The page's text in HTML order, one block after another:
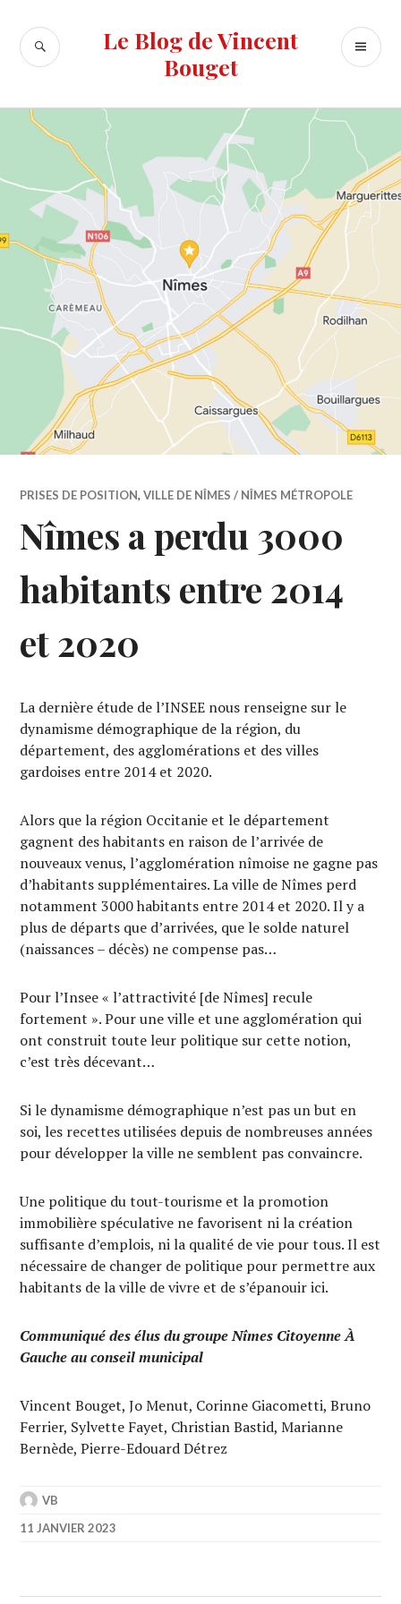
contenu
Le Blog de Vincent
Bouget
RECHERCHE
PRISES DE POSITION,VILLE DE NÎMES / NÎMES MÉTROPOLE
Nîmes a perdu 3000
habitants entre 2014
et 2020
La dernière étude de l’INSEE nous renseigne sur le
dynamisme démographique de la région, du
département, des agglomérations et des villes
gardoises entre 2014et 2020.
Alors que la région Occitanie et le département
gagnent des habitants en raison de l’arrivée de
nouveaux venus, l’agglomération nîmoise ne gagne pas
d’habitants supplémentaires. La ville de Nîmes perd
notamment 3000 habitants entre 2014 et 2020. Il y a
plus de départs que d’arrivées, que le solde naturel
(naissances – décès) ne compense pas…
Pour l’Insee « l’attractivité [de Nîmes] recule
fortement ». Pour une ville et une agglomération qui
ont construit toute leur politique sur cette notion,
c’est très décevant…
Si le dynamisme démographique n’est pas un but en
soi, les recettes utilisées depuis de nombreuses années
pour développer la ville ne semblent pas convaincre.
Une politique du tout-tourisme et la promotion
immobilière spéculative ne favorisent ni la création
suffisante d’emplois, ni la qualité de vie pour tous. Il est
nécessaire de changer de politique pour permettre aux
habitants de la ville de vivre et de s’épanouir ici.
Communiqué des élus du groupe Nîmes Citoyenne À
Gauche au conseil municipal
Vincent Bouget, Jo Menut, Corinne Giacometti, Bruno
Ferrier, Sylvette Fayet, Christian Bastid, Marianne
Bernède, Pierre-Edouard Détrez
VB
11 JANVIER 2023